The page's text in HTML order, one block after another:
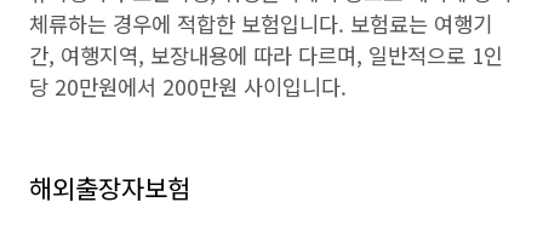
체류하는 경우에 적합한 보험입니다. 보험료는 여행기
간, 여행지역, 보장내용에 따라 다르며, 일반적으로 1인
당 20만원에서 200만원 사이입니다.
해외출장자보험